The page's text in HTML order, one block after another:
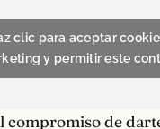
clic para aceptar
y permitir este
compromiso de